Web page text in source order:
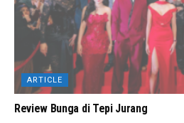
ARTICLE
Review Bunga di Tepi Jurang